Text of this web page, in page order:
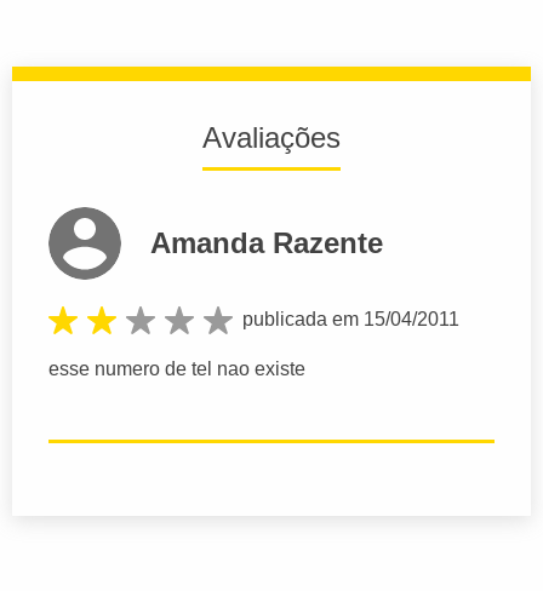
Avaliações
Amanda Razente
publicada em 15/04/2011
esse numero de tel nao existe